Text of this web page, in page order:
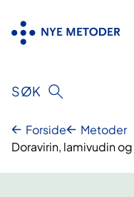
innhold
SØK
Forside
Metoder
Doravirin, lamivudin